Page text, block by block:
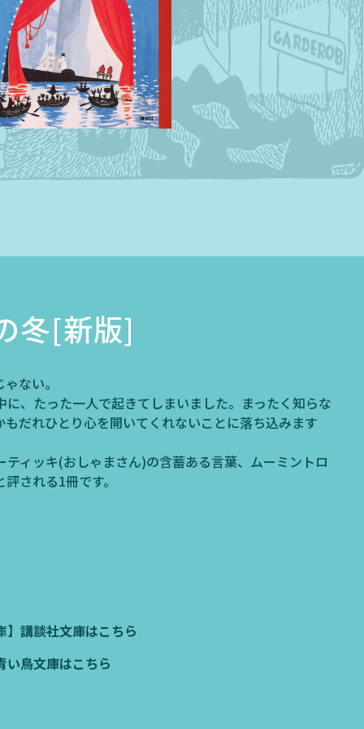
冬[新版]
ない。
、たった一人で起きてしまいました。まったく知らな
もだれひとり心を開いてくれないことに落ち込みます
ティッキ(おしゃまさん)の含蓄ある言葉、ムーミントロ
される1冊です。
講談社文庫はこちら
い鳥文庫はこちら